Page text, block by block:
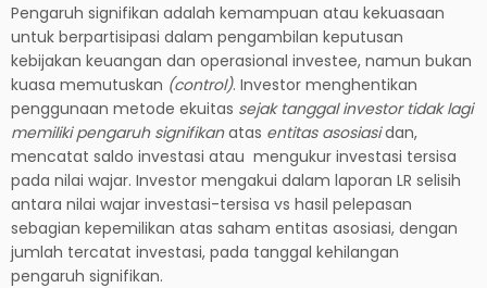
Pengaruh signifikan adalah kemampuan atau kekuasaan
untuk berpartisipasi dalam pengambilan keputusan
kebijakan keuangan dan operasional investee, namun bukan
kuasa memutuskan (control). Investor menghentikan
penggunaan metode ekuitas sejak tanggal investor tidak lagi
memiliki pengaruh signifikanatas entitas asosiasidan,
mencatat saldo investasi atau mengukur investasi tersisa
pada nilai wajar. Investor mengakui dalam laporan LR selisih
antara nilai wajar investasi-tersisa vs hasil pelepasan
sebagian kepemilikan atas saham entitas asosiasi, dengan
jumlah tercatat investasi, pada tanggal kehilangan
pengaruh signifikan.